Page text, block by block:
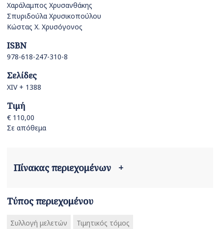
Χαράλαμπος Χρυσανθάκης
Σπυριδούλα Χρυσικοπούλου
Κώστας Χ. Χρυσόγονος
ISBN
978-618-247-310-8
Σελίδες
XIV + 1388
Τιμή
€ 110,00
Σε απόθεμα
Πίνακας περιεχομένων +
Τύπος περιεχομένου
Συλλογή μελετών Τιμητικός τόμος